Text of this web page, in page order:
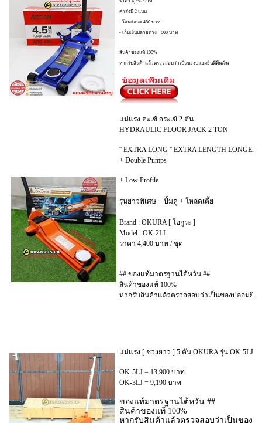
ค่าส่งมี 2 แบบ
- โอนก่อน= 480 บาท
- เก็บเงินปลายทาง= 600 บาท
สินค้าของแท้ 100%
หากรับสินค้าแล้วตรวจสอบว่าเป็นของปลอมยินดีคืนเงิน
แม่แรง ตะเข้ จระเข้ 2 ตัน
HYDRAULIC FLOOR JACK 2 TON
'' EXTRA LONG '' EXTRA LENGTH LONGER
+ Double Pumps
+ Low Profile
รุ่นยาวพิเศษ + ปั้มคู่ + โหลดเตี้ย
Brand : OKURA [ โอกูระ ]
Model : OK-2LL
ราคา 4,400 บาท / ชุด
## ของแท้มาตรฐานไต้หวัน ##
สินค้าของแท้ 100%
หากรับสินค้าแล้วตรวจสอบว่าเป็นของปลอมยิน
แม่แรง [ ช่วงยาว ] 5 ตัน OKURA รุ่น OK-5LJ [
OK-5LJ = 13,900 บาท
OK-3LJ = 9,190 บาท
ของแท้มาตรฐานไต้หวัน ##
สินค้าของแท้ 100%
หากรับสินค้าแล้วตรวจสอบว่าเป็นของป